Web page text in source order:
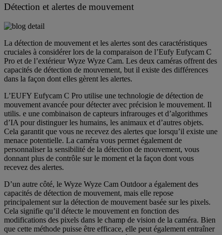
Détection et alertes de mouvement
La détection de mouvement et les alertes sont des caractéristiques
cruciales à considérer lors de la comparaison de l’Eufy Eufycam C
Pro et de l’extérieur Wyze Wyze Cam. Les deux caméras offrent des
capacités de détection de mouvement, but il existe des différences
dans la façon dont elles gèrent les alertes.
L’EUFY Eufycam C Pro utilise une technologie de détection de
mouvement avancée pour détecter avec précision le mouvement. Il
utilis. e une combinaison de capteurs infrarouges et d’algorithmes
d’IA pour distinguer les humains, les animaux et d’autres objets.
Cela garantit que vous ne recevez des alertes que lorsqu’il existe une
menace potentielle. La caméra vous permet également de
personnaliser la sensibilité de la détection de mouvement, vous
donnant plus de contrôle sur le moment et la façon dont vous
recevez des alertes.
D’un autre côté, le Wyze Wyze Cam Outdoor a également des
capacités de détection de mouvement, mais elle repose
principalement sur la détection de mouvement basée sur les pixels.
Cela signifie qu’il détecte le mouvement en fonction des
modifications des pixels dans le champ de vision de la caméra. Bien
que cette méthode puisse être efficace, elle peut également entraîner